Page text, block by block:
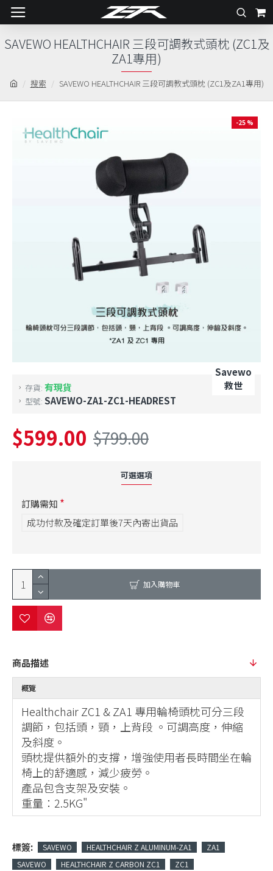
搜索 SAVEWO HEALTHCHAIR 三段可調教式頭枕 (ZC1及ZA1專用)
SAVEWO HEALTHCHAIR 三段可調教式頭枕 (ZC1及
ZA1專用)
-25 %
存貨: 有現貨
型號: SAVEWO-ZA1-ZC1-HEADREST
Savewo
救世
$599.00 $799.00
可選選項
訂購需知
成功付款及確定訂單後7天內寄出貨品
加入購物車
商品描述
概覽
Healthchair ZC1 & ZA1 專用輪椅頭枕可分三段
調節，包括頭，頸，上背段 。可調高度，伸縮
及斜度。
頭枕提供額外的支撐，增強使用者長時間坐在輪
椅上的舒適感，減少疲勞。
產品包含支架及安裝。
重量：2.5KG"
標簽: SAVEWO HEALTHCHAIR Z ALUMINUM-ZA1
ZA1
SAVEWO
HEALTHCHAIR Z CARBON ZC1 ZC1